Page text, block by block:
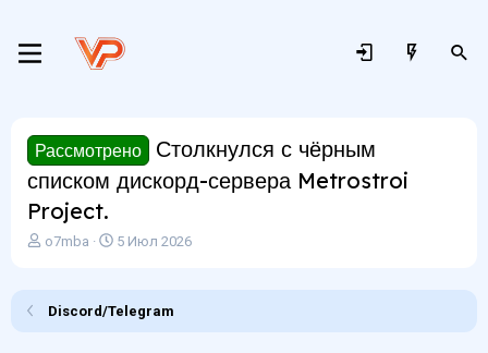
Рассмотрено
Столкнулся с чёрным
списком дискорд-сервера Metrostroi
Project.
А
р
o7mba
Д
н
5 Июл 2026
Discord/Telegram